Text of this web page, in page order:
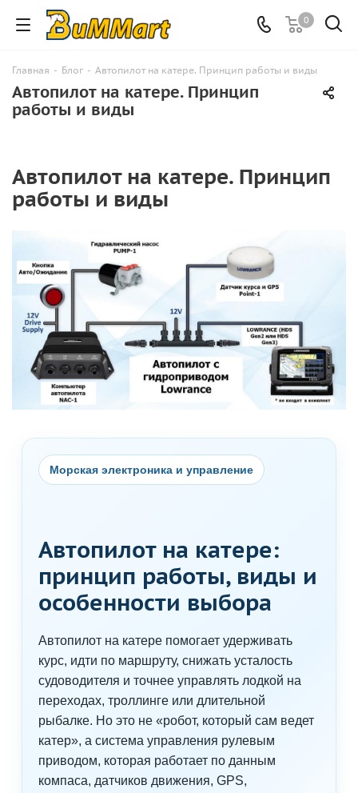
0
Главная - Блог - Автопилот на катере. Принцип работы и виды
Автопилот на катере. Принцип
работы и виды
Автопилот на катере. Принцип
работы и виды
Морская электроника и управление
Автопилот на катере:
принцип работы, виды и
особенности выбора
Автопилот на катере помогает удерживать
курс, идти по маршруту, снижать усталость
судоводителя и точнее управлять лодкой на
переходах, троллинге или длительной
рыбалке. Но это не «робот, который сам ведет
катер», а система управления рулевым
приводом, которая работает по данным
компаса, датчиков движения, GPS,